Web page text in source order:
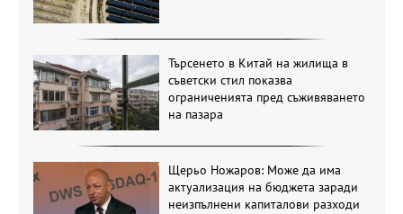
Търсенето в Китай на жилища в
съветски стил показва
ограниченията пред съживяването
на пазара
Щерьо Ножаров: Може да има
актуализация на бюджета заради
неизпълнени капиталови разходи